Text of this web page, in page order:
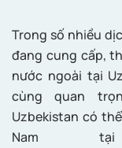
Trong số nhiều
đang cung cấp,
nước ngoài tại
cùng quan
Uzbekistan có
Nam